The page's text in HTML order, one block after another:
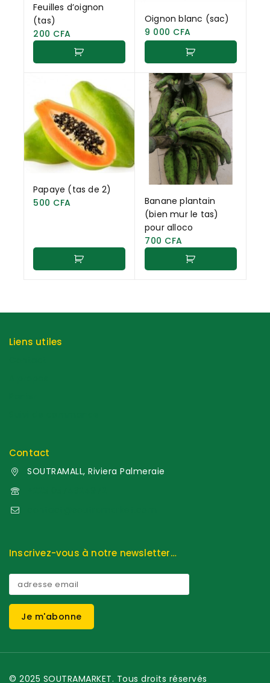
Feuilles d’oignon
(tas)
200 CFA
Oignon blanc (sac)
9 000 CFA
Papaye (tas de 2)
500 CFA
Banane plantain
(bien mur le tas)
pour alloco
700 CFA
Liens utiles
Contact
SOUTRAMALL, Riviera Palmeraie
Inscrivez-vous à notre newsletter…
© 2025 SOUTRAMARKET. Tous droits réservés